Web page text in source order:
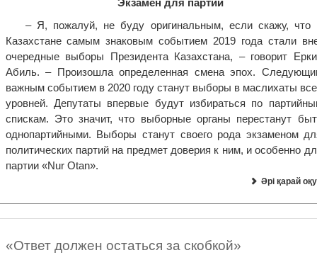
Экзамен для партий
– Я, пожалуй, не буду оригинальным, если скажу, что
Казахстане самым знаковым событием 2019 года стали
очередные выборы Президента Казахстана, – говорит
Абиль. – Произошла определенная смена эпох.
важным событием в 2020 году станут выборы в маслихаты
уровней. Депутаты впервые будут избираться по
спискам. Это значит, что выборные органы перестанут
однопартийными. Выборы станут своего рода экзаменом
политических партий на предмет доверия к ним, и особенно
партии «Nur Otan».
Әрі қарай оқу
«Ответ должен остаться за скобкой»